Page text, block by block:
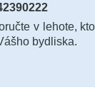
v lehote,
bydliska.